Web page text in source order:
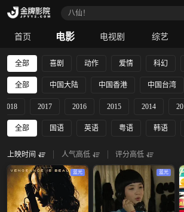
八仙！
首页 电影 电视剧 综艺
全部 喜剧 动作 爱情 科幻
全部 中国大陆 中国香港 中国台湾
2018 2017 2016 2015 2014
全部 国语 英语 粤语 韩语
上映时间 人气高低 评分高低
蓝光 蓝光